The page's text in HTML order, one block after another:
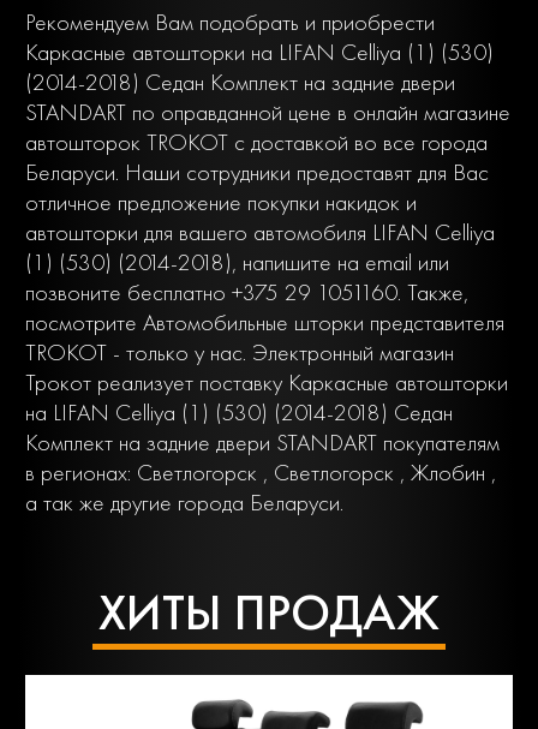
Рекомендуем Вам подобрать и приобрести
Каркасные автошторки на LIFAN Celliya (1) (530)
(2014-2018) Седан Комплект на задние двери
STANDART по оправданной цене в онлайн магазине
автошторок TROKOT с доставкой во все города
Беларуси. Наши сотрудники предоставят для Вас
отличное предложение покупки накидок и
автошторки для вашего автомобиля LIFAN Celliya
(1) (530) (2014-2018), напишите на email или
позвоните бесплатно +375 29 1051160. Также,
посмотрите Автомобильные шторки представителя
TROKOT - только у нас. Электронный магазин
Трокот реализует поставку Каркасные автошторки
на LIFAN Celliya (1) (530) (2014-2018) Седан
Комплект на задние двери STANDART покупателям
в регионах: Светлогорск , Светлогорск , Жлобин ,
а так же другие города Беларуси.
ХИТЫ ПРОДАЖ